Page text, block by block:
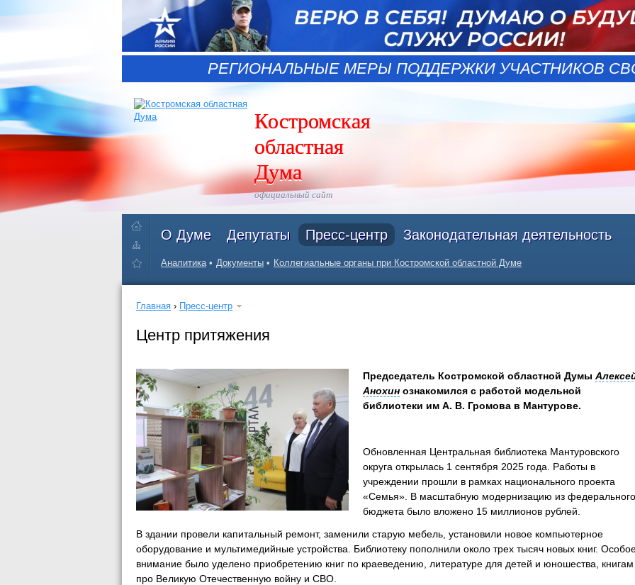
РЕГИОНАЛЬНЫЕ МЕРЫ ПОДДЕРЖКИ УЧАСТНИКОВ
Костромская
областная
Дума
официальный сайт
О Думе Депутаты Пресс-центр Законодательная деятельность
Аналитика Документы Коллегиальные органы при Костромской областной Думе
Главная › Пресс-центр
Центр притяжения
Председатель Костромской областной Думы
Анохин ознакомился с работой модельной
библиотеки им А. В. Громова в Мантурове.
Обновленная Центральная библиотека Мантуровского
округа открылась 1 сентября 2025 года. Работы в
учреждении прошли в рамках национального проекта
«Семья». В масштабную модернизацию из федерального
бюджета было вложено 15 миллионов рублей.
В здании провели капитальный ремонт, заменили старую мебель, установили новое компьютерное
оборудование и мультимедийные устройства. Библиотеку пополнили около трех тысяч новых книг.
внимание было уделено приобретению книг по краеведению, литературе для детей и юношества, книгам
про Великую Отечественную войну и СВО.